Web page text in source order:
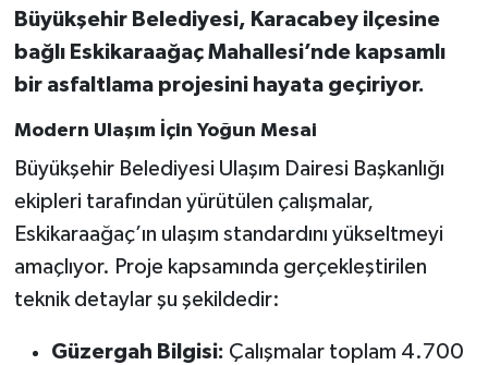
Büyükşehir Belediyesi, Karacabey ilçesine
bağlı Eskikaraağaç Mahallesi’nde kapsamlı
bir asfaltlama projesini hayata geçiriyor.
Modern Ulaşım İçin Yoğun Mesai
Büyükşehir Belediyesi Ulaşım Dairesi Başkanlığı
ekipleri tarafından yürütülen çalışmalar,
Eskikaraağaç’ın ulaşım standardını yükseltmeyi
amaçlıyor. Proje kapsamında gerçekleştirilen
teknik detaylar şu şekildedir:
Güzergah Bilgisi: Çalışmalar toplam 4.700